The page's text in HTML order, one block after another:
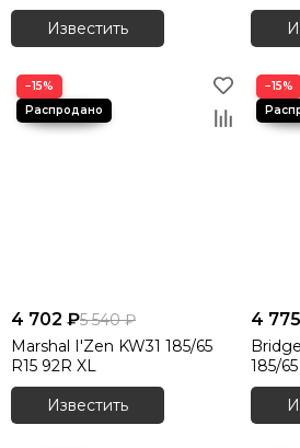
Известить
−15%
4 702 ₽5 540 ₽
Marshal I'Zen KW31 185/65
R15 92R XL
Известить
−15%
4
185/